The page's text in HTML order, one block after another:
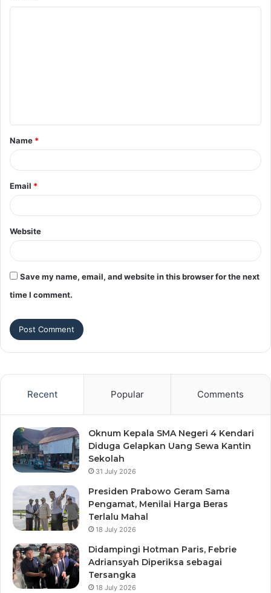
t
*
Name *
Email *
Website
Save my name, email, and website in this browser for the next
time I comment.
Recent Popular Comments
Oknum Kepala SMA Negeri 4 Kendari
Diduga Gelapkan Uang Sewa Kantin
Sekolah
31 July 2026
Presiden Prabowo Geram Sama
Pengamat, Menilai Harga Beras
Terlalu Mahal
18 July 2026
Didampingi Hotman Paris, Febrie
Adriansyah Diperiksa sebagai
Tersangka
18 July 2026